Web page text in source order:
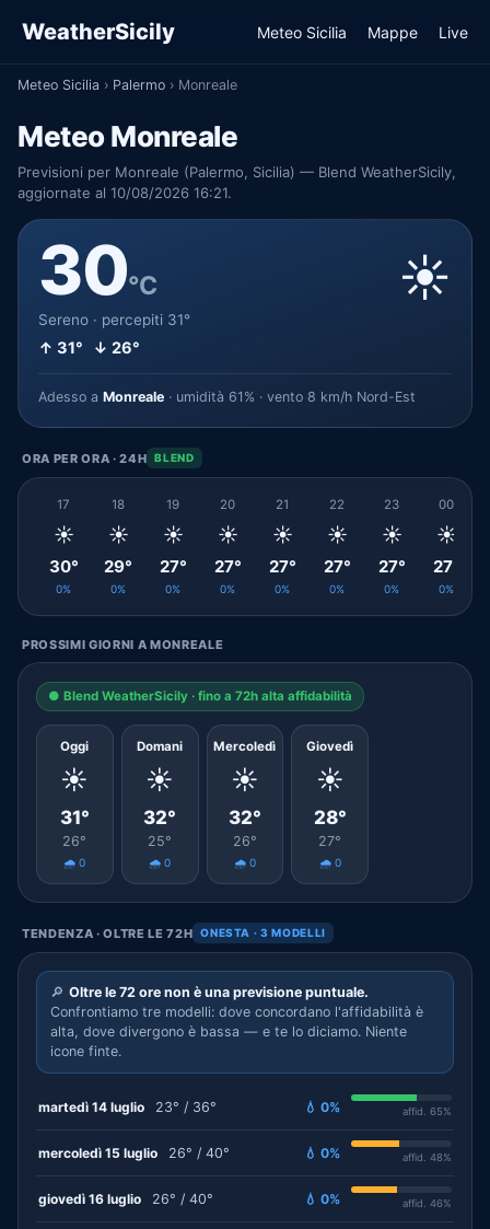
WeatherSicily Meteo Sicilia Mappe Live
Meteo Sicilia › Palermo › Monreale
Meteo Monreale
Previsioni per Monreale (Palermo, Sicilia) — Blend WeatherSicily,
aggiornate al 10/08/2026 16:21.
30°C
Sereno · percepiti 31°
↑ 31° ↓ 26°
☀️
Adesso a Monreale · umidità 61% · vento 8 km/h Nord-Est
ORA PER ORA · 24H BLEND
17
☀️
30°
0%
18
☀️
29°
0%
19
☀️
27°
0%
20
☀️
27°
0%
21
☀️
27°
0%
22
☀️
27°
0%
23
☀️
27°
0%
00
☀️
27°
0%
PROSSIMI GIORNI A MONREALE
● Blend WeatherSicily · fino a 72h alta affidabilità
Oggi
☀️
31°
26°
🌧️ 0
Domani
☀️
32°
25°
🌧️ 0
Mercoledì
☀️
32°
26°
🌧️ 0
Giovedì
☀️
28°
27°
🌧️ 0
TENDENZA · OLTRE LE 72H ONESTA · 3 MODELLI
🔎 Oltre le 72 ore non è una previsione puntuale.
Confrontiamo tre modelli: dove concordano l'affidabilità è
alta, dove divergono è bassa — e te lo diciamo. Niente
icone finte.
martedì 14 luglio 23° / 36° 💧 0% affid. 65%
mercoledì 15 luglio 26° / 40° 💧 0% affid. 48%
giovedì 16 luglio 26° / 40° 💧 0% affid. 46%